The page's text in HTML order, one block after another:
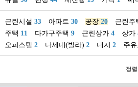
근린시설 33 아파트 30 공장 20 근린주
주택 11 다가구주택 9 근린상가 4 상가
오피스텔 2 다세대(빌라) 2 대지 2 주
정